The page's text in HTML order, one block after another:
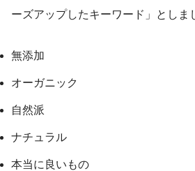
ーズアップしたキーワード」としま
無添加
オーガニック
自然派
ナチュラル
本当に良いもの